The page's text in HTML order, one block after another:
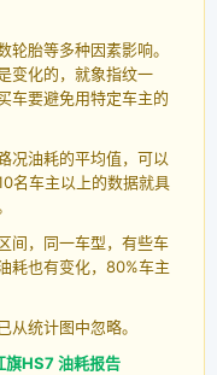
胎等多种因素影响。
变化的，就象指纹一
车要避免用特定车主的
况油耗的平均值，可以
名车主以上的数据就具
间，同一车型，有些车
耗也有变化，80%车主
统计图中忽略。
旗HS7 油耗报告